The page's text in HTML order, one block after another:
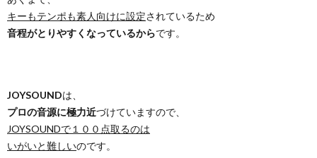
キーもテンポも素人向けに設定されているため
音程がとりやすくなっているからです。
JOYSOUNDは、
プロの音源に極力近づけていますので、
JOYSOUNDで１００点取るのは
いがいと難しいのです。